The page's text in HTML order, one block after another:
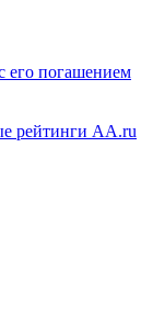
его погашением
рейтинги AA.ru